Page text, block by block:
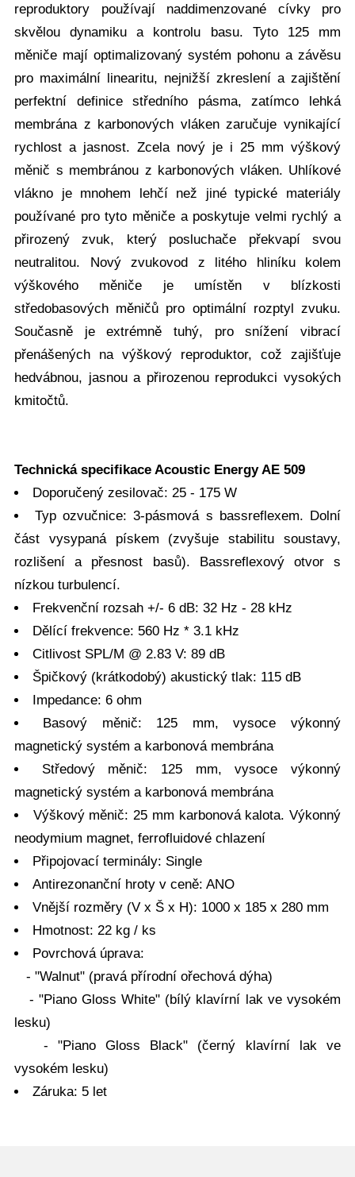
reproduktory používají naddimenzované cívky pro
skvělou dynamiku a kontrolu basu. Tyto 125 mm
měniče mají optimalizovaný systém pohonu a závěsu
pro maximální linearitu, nejnižší zkreslení a zajištění
perfektní definice středního pásma, zatímco lehká
membrána z karbonových vláken zaručuje vynikající
rychlost a jasnost. Zcela nový je i 25 mm výškový
měnič s membránou z karbonových vláken. Uhlíkové
vlákno je mnohem lehčí než jiné typické materiály
používané pro tyto měniče a poskytuje velmi rychlý a
přirozený zvuk, který posluchače překvapí svou
neutralitou. Nový zvukovod z litého hliníku kolem
výškového měniče je umístěn v blízkosti
středobasových měničů pro optimální rozptyl zvuku.
Současně je extrémně tuhý, pro snížení vibrací
přenášených na výškový reproduktor, což zajišťuje
hedvábnou, jasnou a přirozenou reprodukci vysokých
kmitočtů.
Technická specifikace Acoustic Energy AE 509
Doporučený zesilovač: 25 - 175 W
Typ ozvučnice: 3-pásmová s bassreflexem. Dolní
část vysypaná pískem (zvyšuje stabilitu soustavy,
rozlišení a přesnost basů). Bassreflexový otvor s
nízkou turbulencí.
Frekvenční rozsah +/- 6 dB: 32 Hz - 28 kHz
Dělící frekvence: 560 Hz * 3.1 kHz
Citlivost SPL/M @ 2.83 V: 89 dB
Špičkový (krátkodobý) akustický tlak: 115 dB
Impedance: 6 ohm
Basový měnič: 125 mm, vysoce výkonný
magnetický systém a karbonová membrána
Středový měnič: 125 mm, vysoce výkonný
magnetický systém a karbonová membrána
Výškový měnič: 25 mm karbonová kalota. Výkonný
neodymium magnet, ferrofluidové chlazení
Připojovací terminály: Single
Antirezonanční hroty v ceně: ANO
Vnější rozměry (V x Š x H): 1000 x 185 x 280 mm
Hmotnost: 22 kg / ks
Povrchová úprava:
- "Walnut" (pravá přírodní ořechová dýha)
- "Piano Gloss White" (bílý klavírní lak ve vysokém
lesku)
- "Piano Gloss Black" (černý klavírní lak ve
vysokém lesku)
Záruka: 5 let